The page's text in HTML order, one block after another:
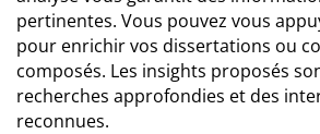
pertinentes. Vous pouvez vous
pour enrichir vos dissertations ou
composés. Les insights proposés
recherches approfondies et des
reconnues.